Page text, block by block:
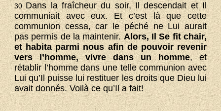
30Dans la fraîcheur du soir, Il descendait et Il
communiait avec eux. Et c’est là que cette
communion cessa, car le péché ne Lui aurait
pas permis de la maintenir.Alors, Il Se fit chair,
et habita parmi nous afin de pouvoir revenir
vers l’homme, vivre dans un homme, et
rétablir l’homme dans une telle communion avec
Lui qu’Il puisse lui restituer les droits que Dieu lui
avait donnés. Voilà ce qu’Il a fait!